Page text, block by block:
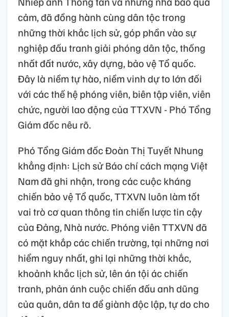
cảm, đã đồng hành cùng dân tộc trong
những thời khắc lịch sử, góp phần vào sự
nghiệp đấu tranh giải phóng dân tộc, thống
nhất đất nước, xây dựng, bảo vệ Tổ quốc.
Đây là niềm tự hào, niềm vinh dự to lớn đối
với các thế hệ phóng viên, biên tập viên, viên
chức, người lao động của TTXVN - Phó Tổng
Giám đốc nêu rõ.
Phó Tổng Giám đốc Đoàn Thị Tuyết Nhung
khẳng định: Lịch sử Báo chí cách mạng Việt
Nam đã ghi nhận, trong các cuộc kháng
chiến bảo vệ Tổ quốc, TTXVN luôn làm tốt
vai trò cơ quan thông tin chiến lược tin cậy
của Đảng, Nhà nước. Phóng viên TTXVN đã
có mặt khắp các chiến trường, tại những nơi
hiểm nguy nhất, ghi lại những thời khắc,
khoảnh khắc lịch sử, lên án tội ác chiến
tranh, phản ánh cuộc chiến đấu anh dũng
của quân, dân ta để giành độc lập, tự do cho